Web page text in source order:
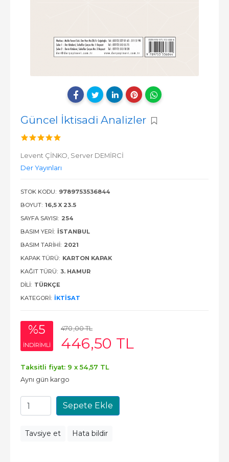
Güncel İktisadi Analizler
Levent ÇİNKO, Server DEMİRCİ
Der Yayınları
STOK KODU: 9789753536844
BOYUT: 16,5 X 23.5
SAYFA SAYISI: 254
BASIM YERI: İSTANBUL
BASIM TARIHI: 2021
KAPAK TÜRÜ: KARTON KAPAK
KAĞIT TÜRÜ: 3. HAMUR
DILI: TÜRKÇE
KATEGORI: İKTISAT
%5
INDIRIMLI
470,00TL
446,50 TL
Taksitli fiyat: 9 x 54,57 TL
Aynı gün kargo
Sepete Ekle
Tavsiye et Hata bildir